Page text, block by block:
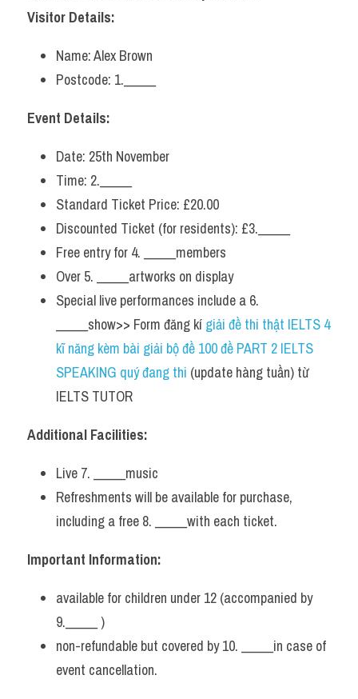
Visitor Details:
Name: Alex Brown
Postcode: 1._____
Event Details:
Date: 25th November
Time: 2._____
Standard Ticket Price: £20.00
Discounted Ticket (for residents): £3._____
Free entry for 4. _____members
Over 5. _____artworks on display
Special live performances include a 6.
_____show>> Form đăng kí giải đề thi thật IELTS 4
kĩ năng kèm bài giải bộ đề 100 đề PART 2 IELTS
SPEAKING quý đang thi (update hàng tuần) từ
IELTS TUTOR
Additional Facilities:
Live 7. _____music
Refreshments will be available for purchase,
including a free 8. _____with each ticket.
Important Information:
available for children under 12 (accompanied by
9._____ )
non-refundable but covered by 10. _____in case of
event cancellation.